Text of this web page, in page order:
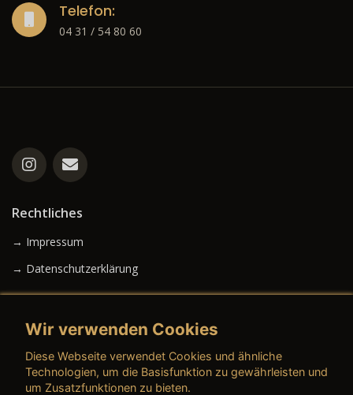
Telefon:
04 31 / 54 80 60
Rechtliches
→ Impressum
→ Datenschutzerklärung
→ AGB (Gebrauchtwagen)
Wir verwenden Cookies
Diese Webseite verwendet Cookies und ähnliche
Technologien, um die Basisfunktion zu gewährleisten und
um Zusatzfunktionen zu bieten.